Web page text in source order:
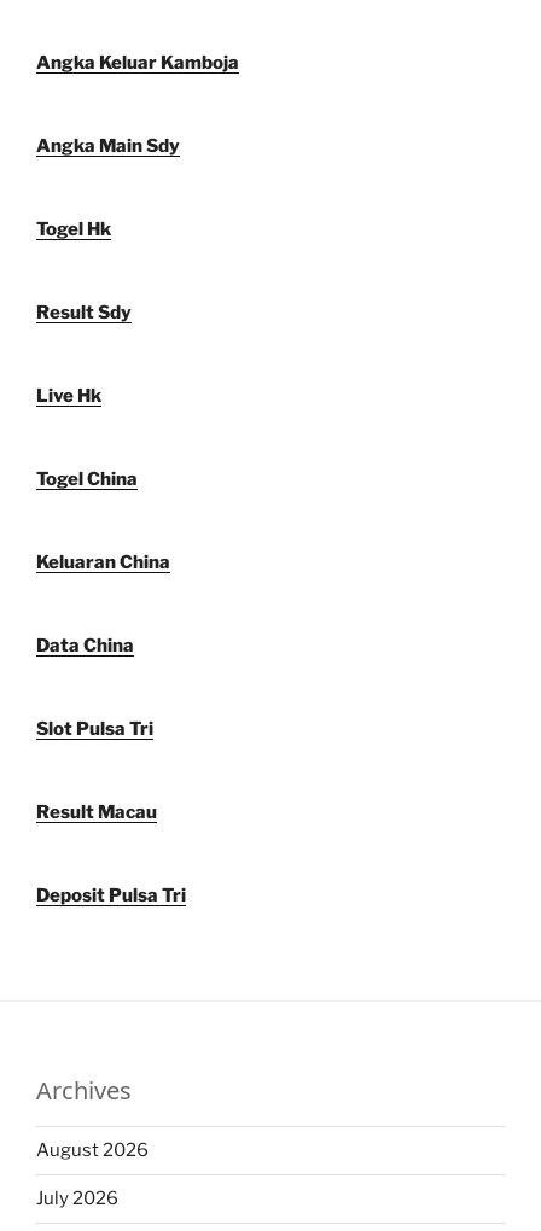
Angka Keluar Kamboja
Angka Main Sdy
Togel Hk
Result Sdy
Live Hk
Togel China
Keluaran China
Data China
Slot Pulsa Tri
Result Macau
Deposit Pulsa Tri
Archives
August 2026
July 2026